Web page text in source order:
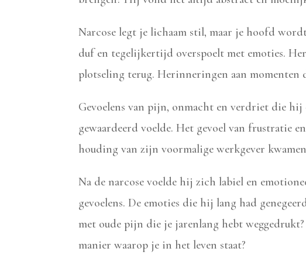
Narcose legt je lichaam stil, maar je hoofd
duf en tegelijkertijd overspoelt met emoties.
plotseling terug. Herinneringen aan
Gevoelens van pijn, onmacht en verdriet die
gewaardeerd voelde. Het gevoel van frustratie
houding van zijn voormalige werkgever
Na de narcose voelde hij zich labiel en
gevoelens. De emoties die hij lang had
met oude pijn die je jarenlang hebt
manier waarop je in het leven staat?